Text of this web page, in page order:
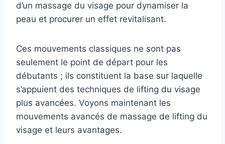
d’un massage du visage pour dynamiser la
peau et procurer un effet revitalisant.
Ces mouvements classiques ne sont pas
seulement le point de départ pour les
débutants ; ils constituent la base sur laquelle
s’appuient des techniques de lifting du visage
plus avancées. Voyons maintenant les
mouvements avancés de massage de lifting du
visage et leurs avantages.